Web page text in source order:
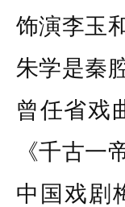
饰演李玉
朱学是秦
曾任省戏
《千古一
中国戏剧